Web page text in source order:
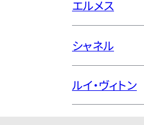
エルメス
シャネル
ルイ・ヴィトン